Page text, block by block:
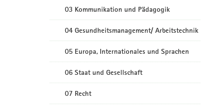
03 Kommunikation und Pädagogik
04 Gesundheitsmanagement/ Arbeitstechnik
05 Europa, Internationales und Sprachen
06 Staat und Gesellschaft
07 Recht